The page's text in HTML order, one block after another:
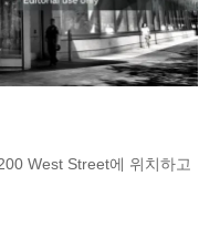
West Street에 위치하고